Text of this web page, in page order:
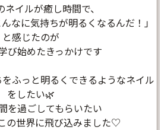
イルが癒し時間で、
なに気持ちが明るくなるんだ！」
と感じたのが
び始めたきっかけです
ふっと明るくできるようなネイル
をしたい🌿
を過ごしてもらいたい
の世界に飛び込みました♡